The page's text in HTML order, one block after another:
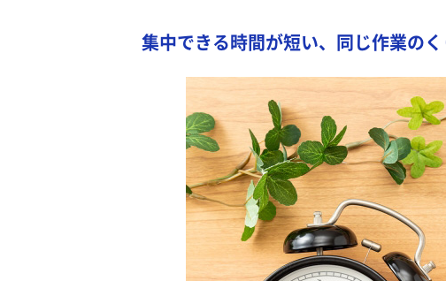
集中できる時間が短い、同じ作業の